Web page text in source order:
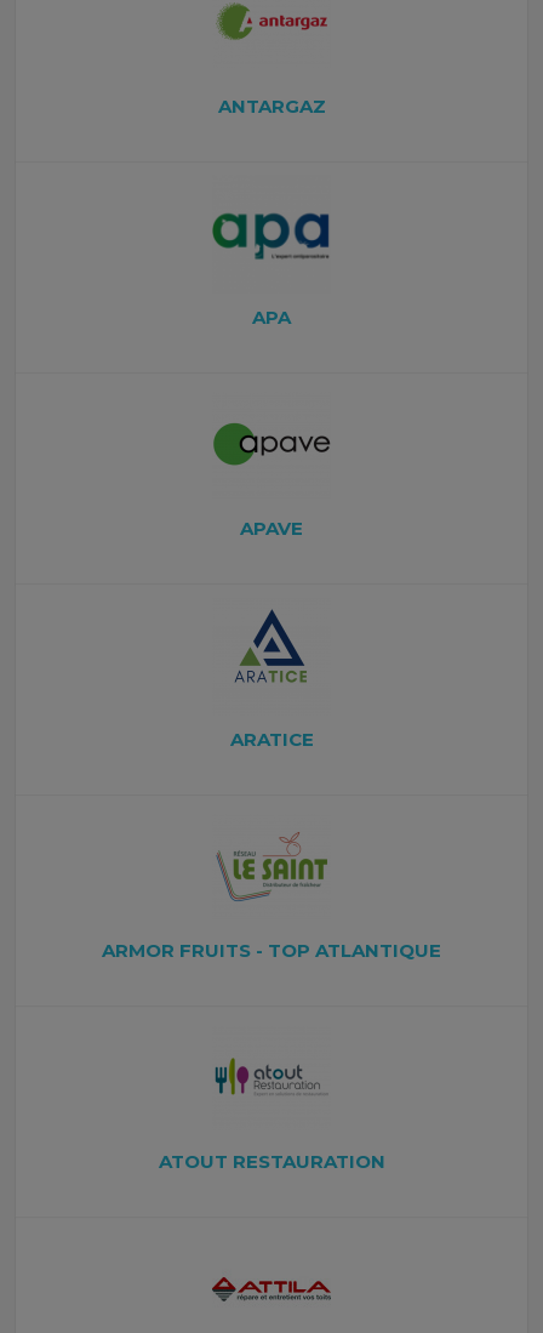
ANTARGAZ
APA
APAVE
ARATICE
ARMOR FRUITS - TOP ATLANTIQUE
ATOUT RESTAURATION